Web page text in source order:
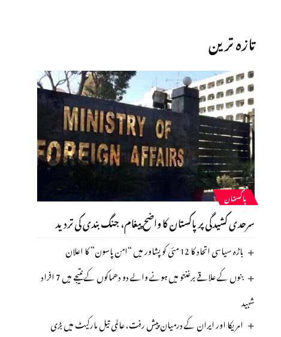
تازہ ترین
پاکستان
سرحدی کشیدگی پر پاکستان کا واضح پیغام، جنگ بندی کی تردید
باڑہ سیاسی اتحاد کا 12 مئی کو پشاور میں “امن پاسون” کا اعلان
بنوں کے علاقے برغنتو میں ہونے والے دو دھماکوں کے نتیجے میں 7 افراد
شہید
امریکا اور ایران کے درمیان پیش رفت، عالمی تیل مارکیٹ میں بڑی